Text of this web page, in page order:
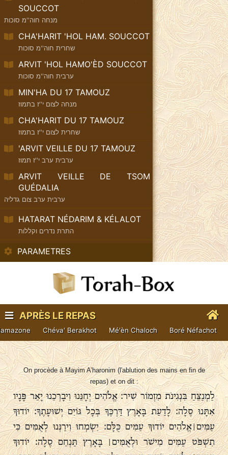
SOUCCOT
מנחה חוה''מ סוכות
CHA'HARIT 'HOL HAM. SOUCCOT
שחרית חוה''מ סוכות
ARVIT 'HOL HAMO'ÈD SOUCCOT
ערבית חוה''מ סוכות
MIN'HA DU 17 TAMOUZ
מנחה לצום י''ז בתמוז
CHA'HARIT DU 17 TAMOUZ
שחרית לצום י''ז בתמוז
'ARVIT VEILLE DU 17 TAMOUZ
ערבית ערב י''ז תמוז
ARVIT VEILLE DE TSOM
GUÉDALIA
ערבית ערב צום גדליה
HATARAT NÉDARIM & KÉLALOT
התרת נדרים וקללות
PARAMETRES
APRÈS LE REPAS
Chéva' Berakhot Mé'èn Chaloch Boré Néfachot
On procède à Mayim A’haronim (l'ablution des mains en fin de
repas) et on dit :
לַמְנַצֵּחַ בִּנְגִינֹת מִזְמוֹר שִׁיר׃ אֱלֹהִים יְחָנֵּנוּ וִיבָרְכֵנוּ יָאֵר פָּנָיו
אִתָּנוּ סֶלָה׃ לָדַעַת בָּאָרֶץ דַּרְכֶּךָ בְּכָל גּוֹיִם יְשׁוּעָתֶךָ׃ יוֹדוּךָ
עַמִּים ׀ אֱלֹהִים יוֹדוּךָ עַמִּים כֻּלָּם׃ יִשְׂמְחוּ וִירַנְּנוּ לְאֻמִּים כִּי
תִשְׁפֹּט עַמִּים מִישֹׁר וּלְאֻמִּים ׀ בָּאָרֶץ תַּנְחֵם סֶלָה׃ יוֹדוּךָ